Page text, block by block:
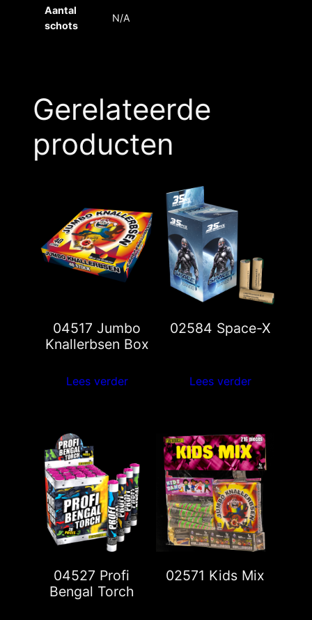
Aantal
schots
N/A
Gerelateerde
producten
04517 Jumbo
Knallerbsen Box
Lees verder
02584 Space-X
Lees verder
04527 Profi
Bengal Torch
02571 Kids Mix